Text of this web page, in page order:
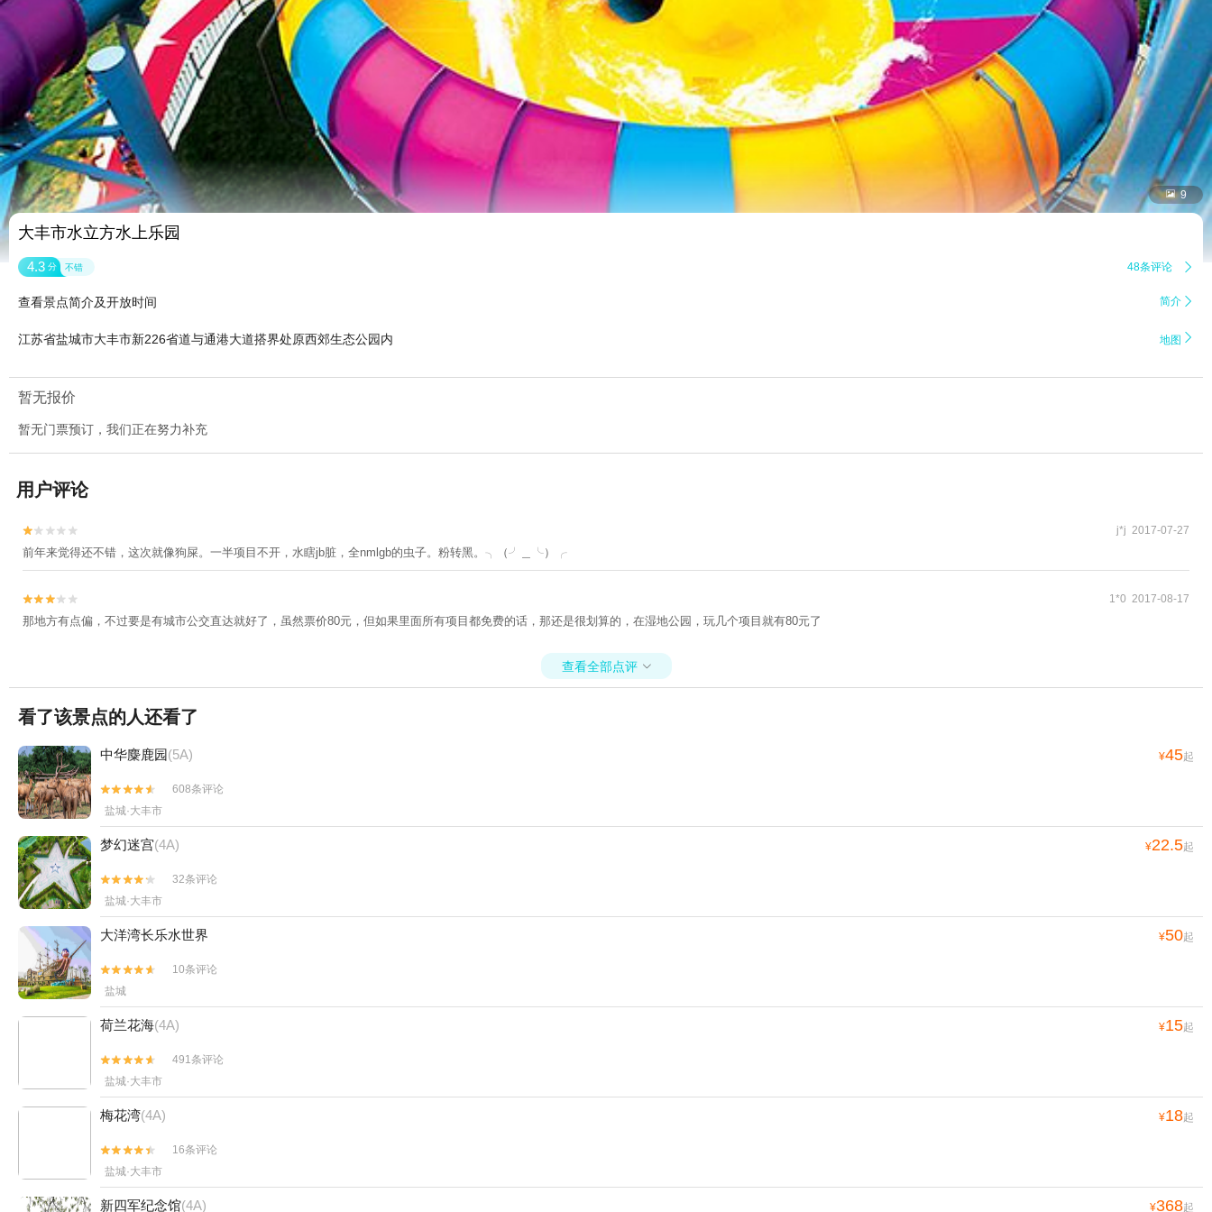
 9
大丰市水立方水上乐园
4.3 分 不错 48条评论 
查看景点简介及开放时间 简介 
江苏省盐城市大丰市新226省道与通港大道搭界处原西郊生态公园内 地图 
暂无报价
暂无门票预订，我们正在努力补充
用户评论

 j*j 2017-07-27
前年来觉得还不错，这次就像狗屎。一半项目不开，水瞎jb脏，全nmlgb的虫子。粉转黑。╮（╯＿╰）╭

 1*0 2017-08-17
那地方有点偏，不过要是有城市公交直达就好了，虽然票价80元，但如果里面所有项目都免费的话，那还是很划算的，在湿地公园，玩几个项目就有80元了
查看全部点评 
看了该景点的人还看了
中华麋鹿园(5A) ¥45起


608条评论
盐城·大丰市
梦幻迷宫(4A) ¥22.5起


32条评论
盐城·大丰市
大洋湾长乐水世界 ¥50起


10条评论
盐城
荷兰花海(4A) ¥15起


491条评论
盐城·大丰市
梅花湾(4A) ¥18起


16条评论
盐城·大丰市
新四军纪念馆(4A) ¥368起